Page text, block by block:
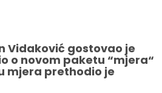
Vidaković gostovao je
o novom paketu “mjera“
mjera prethodio je